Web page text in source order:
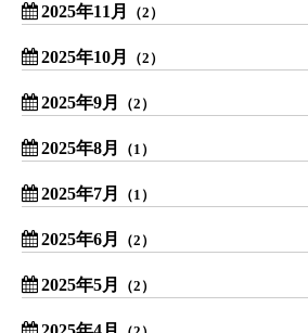
2025年11月 （2）
2025年10月 （2）
2025年9月 （2）
2025年8月 （1）
2025年7月 （1）
2025年6月 （2）
2025年5月 （2）